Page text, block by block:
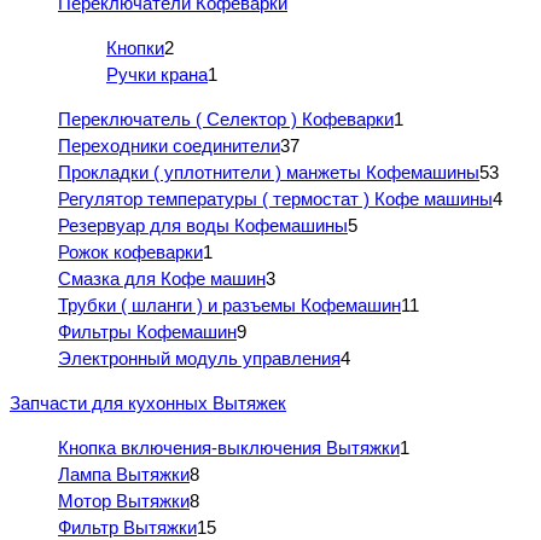
Кнопки2
Ручки крана1
Переключатель ( Селектор ) Кофеварки1
Переходники соединители37
Прокладки ( уплотнители ) манжеты Кофемашины53
Регулятор температуры ( термостат ) Кофе машины4
Резервуар для воды Кофемашины5
Рожок кофеварки1
Смазка для Кофе машин3
Трубки ( шланги ) и разъемы Кофемашин11
Фильтры Кофемашин9
Электронный модуль управления4
Запчасти для кухонных Вытяжек
Кнопка включения-выключения Вытяжки1
Лампа Вытяжки8
Мотор Вытяжки8
Фильтр Вытяжки15